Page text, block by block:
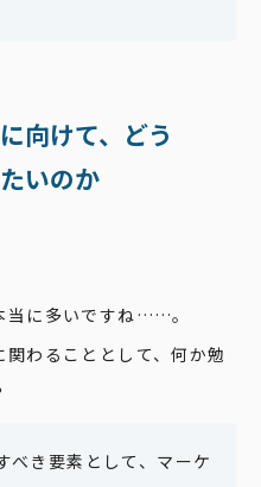
向けて、 どう
いのか
当に多いですね……。
わることとして、何か勉
べき要素として、マーケ